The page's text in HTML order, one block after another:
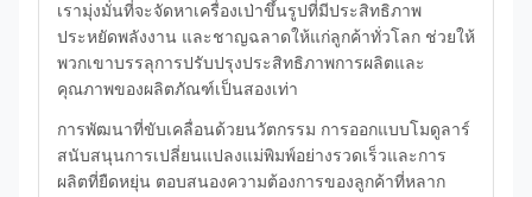
เรามุ่งมั่นที่จะจัดหาเครื่องเป่าขึ้นรูปที่มีประสิทธิภาพ
ประหยัดพลังงาน และชาญฉลาดให้แก่ลูกค้าทั่วโลก ช่วยให้
พวกเขาบรรลุการปรับปรุงประสิทธิภาพการผลิตและ
คุณภาพของผลิตภัณฑ์เป็นสองเท่า
การพัฒนาที่ขับเคลื่อนด้วยนวัตกรรม การออกแบบโมดูลาร์
สนับสนุนการเปลี่ยนแปลงแม่พิมพ์อย่างรวดเร็วและการ
ผลิตที่ยืดหยุ่น ตอบสนองความต้องการของลูกค้าที่หลาก